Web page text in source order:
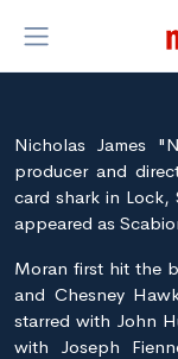
Nicholas James
producer and
card shark in Lock,
appeared as
Moran first hit the
and Chesney
starred with John
with Joseph